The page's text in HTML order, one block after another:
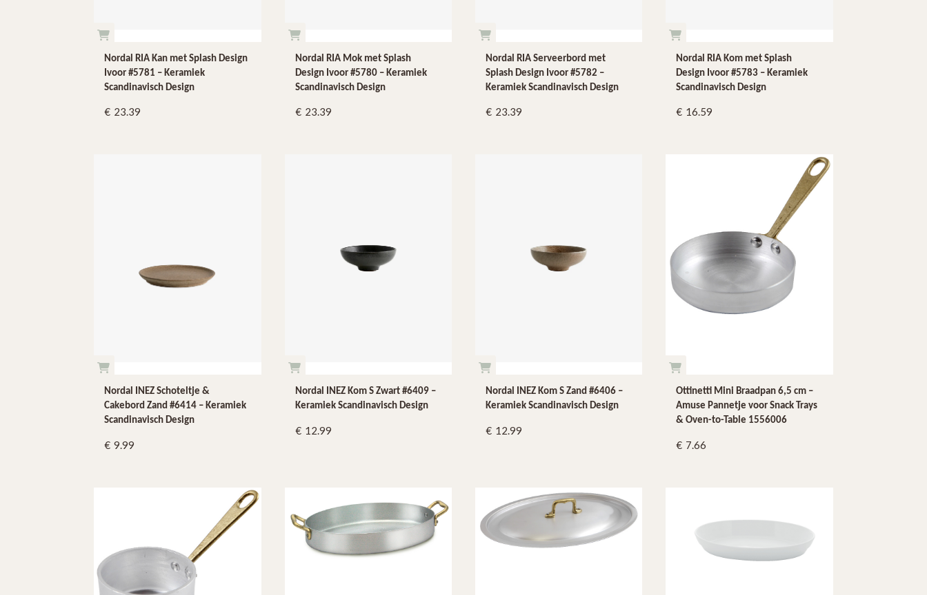
Nordal RIA Kan met Splash Design
Ivoor #5781 – Keramiek
Scandinavisch Design
23.39
Nordal RIA Mok met Splash
Design Ivoor #5780 – Keramiek
Scandinavisch Design
23.39
Nordal RIA Serveerbord met
Splash Design Ivoor #5782 –
Keramiek Scandinavisch Design
23.39
Nordal RIA Kom met Splash
Design Ivoor #5783 – Keramiek
Scandinavisch Design
16.59
Nordal INEZ Schoteltje &
Cakebord Zand #6414 – Keramiek
Scandinavisch Design
9.99
Nordal INEZ Kom S Zwart #6409 –
Keramiek Scandinavisch Design
12.99
Nordal INEZ Kom S Zand #6406 –
Keramiek Scandinavisch Design
12.99
Ottinetti Mini Braadpan 6,5 cm –
Amuse Pannetje voor Snack Trays
& Oven-to-Table 1556006
7.66